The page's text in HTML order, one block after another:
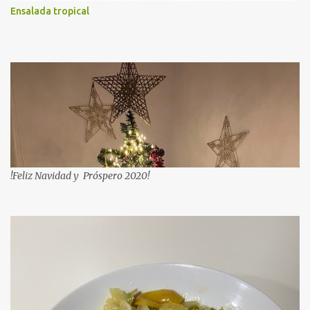
Ensalada tropical
!Feliz Navidad y Próspero 2020!